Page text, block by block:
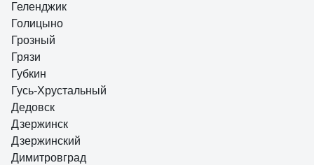
Геленджик
Голицыно
Грозный
Грязи
Губкин
Гусь-Хрустальный
Дедовск
Дзержинск
Дзержинский
Димитровград